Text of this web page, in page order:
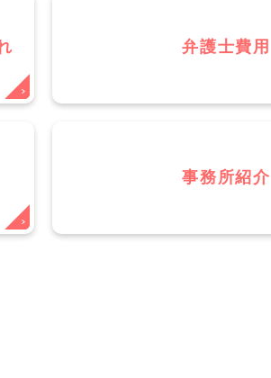
弁護士費用
事務所紹介